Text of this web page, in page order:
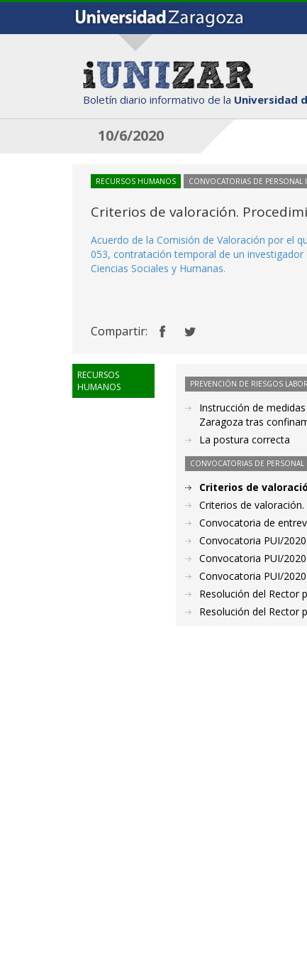
Boletín diario informativo de la Universidad
10/6/2020
RECURSOS HUMANOS CONVOCATORIAS DE PERSONAL
Criterios de valoración.
Acuerdo de la Comisión de Valoración por el
053, contratación temporal de un
Ciencias Sociales y Humanas.
Compartir:
RECURSOS
HUMANOS
PREVENCIÓN DE RIESGOS
Instrucción de
Zaragoza tras
La postura correcta
CONVOCATORIAS DE PERSONAL
Criterios de
Criterios de
Convocatoria de
Convocatoria PUI/
Convocatoria PUI/
Convocatoria PUI/
Resolución del Rector
Resolución del Rector